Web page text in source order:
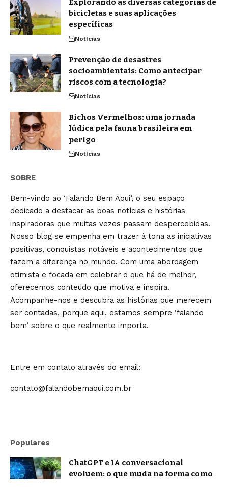
Explorando as diversas categorias de
bicicletas e suas aplicações
específicas
Notícias
Prevenção de desastres
socioambientais: Como antecipar
riscos com a tecnologia?
Notícias
Bichos Vermelhos: uma jornada
lúdica pela fauna brasileira em
perigo
Notícias
SOBRE
Bem-vindo ao ‘Falando Bem Aqui’, o seu espaço
dedicado a destacar as boas notícias e histórias
inspiradoras que muitas vezes passam despercebidas.
Nosso blog se empenha em trazer à tona as iniciativas
positivas, conquistas notáveis e acontecimentos que
fazem a diferença no mundo. Com uma abordagem
otimista e focada em celebrar o que há de melhor,
oferecemos conteúdo que motiva e inspira.
Acompanhe-nos e descubra as histórias que merecem
ser contadas, porque aqui, estamos sempre ‘falando
bem’ sobre o que realmente importa.
Entre em contato através do email:
contato@falandobemaqui.com.br
Populares
ChatGPT e IA conversacional
evoluem: o que muda na forma como